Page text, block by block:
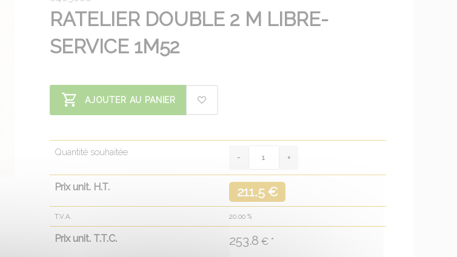
RATELIER DOUBLE 2 M LIBRE-
SERVICE 1M52
AJOUTER AU PANIER
Quantité souhaitée
Prix unit. H.T. 211.5 €
T.V.A. 20.00 %
Prix unit. T.T.C. 253.8 € *